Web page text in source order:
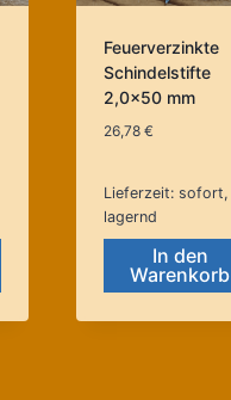
Feuerverzinkte
Schindelstifte
2,0×50 mm
26,78€
Lieferzeit: sofort,
lagernd
In den
Warenkorb